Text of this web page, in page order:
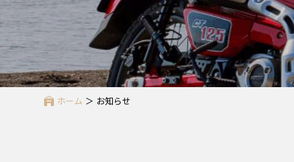
ホーム ＞ お知らせ